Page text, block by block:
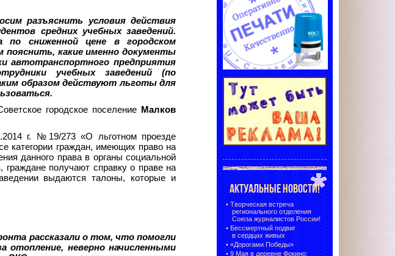
разъяснить условия действия
средних учебных заведений.
по сниженной цене в городском
пояснить, какие именно документы
автотранспортного предприятия
учебных заведений (по
образом действуют льготы для
городское поселение Малков
г. №19/273 «О льготном проезде
категории граждан, имеющих право на
данного права в органы социальной
получают справку о праве на
выдаются талоны, которые и
рассказали о том, что помогли
отопление, неверно начисленными
АКТУАЛЬНЫЕ НОВОСТИ!
• Творческая встреча
регионального отделения
Союза журналистов России!
• Бессмертный подвиг
в сердцах живых
• «Дорогами Победы»
• 9 Мая в деревне Фокино: